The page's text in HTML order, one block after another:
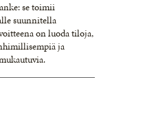
se toimii
suunnitella
on luoda tiloja,
ja